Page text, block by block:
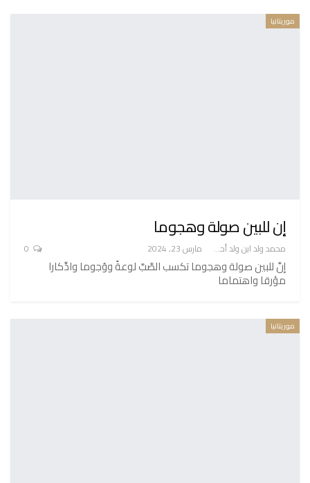
موريتانيا
إن للبين صولة وهجوما
محمد ولد ابن ولد أحميدا مارس 23, 2024
إنَّ للبين صولة وهجوما تكسب الصَّبَّ لوعةً ووُجوما وادِّكارا
مؤرقا واهتماما
موريتانيا